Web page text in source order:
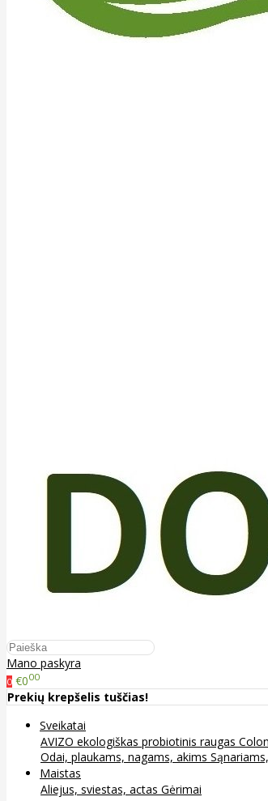
Mano paskyra
0 €000
Prekių krepšelis tuščias!
Sveikatai
AVIZO ekologiškas probiotinis raugas
Odai, plaukams, nagams, akims
Maistas
Aliejus, sviestas, actas Gėrimai